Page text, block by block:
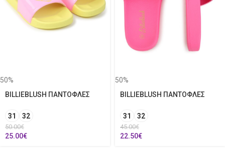
50%
BILLIEBLUSH ΠΑΝΤΟΦΛΕΣ
31 32
50.00€
25.00€
50%
BILLIEBLUSH ΠΑΝΤΟΦΛΕΣ
31 32
45.00€
22.50€